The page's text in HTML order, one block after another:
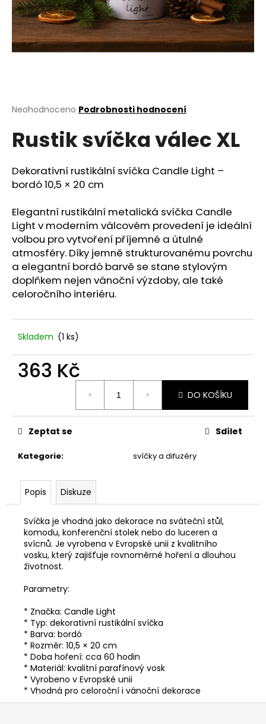
Průměrné
produktu
je
z
5
hvězdiček.
Neohodnoceno Podrobnosti hodnocení
Rustik svíčka válec XL
Dekorativní rustikální svíčka Candle Light –
bordó 10,5 × 20 cm
Elegantní rustikální metalická svíčka Candle
Light v moderním válcovém provedení je ideální
volbou pro vytvoření příjemné a útulné
atmosféry. Díky jemně strukturovanému povrchu
a elegantní bordó barvě se stane stylovým
doplňkem nejen vánoční výzdoby, ale také
celoročního interiéru.
Skladem (1 ks)
363 Kč
DO KOŠÍKU
Kategorie: svíčky a difuzéry
Zeptat se Sdílet
Popis Diskuze
Svíčka je vhodná jako dekorace na sváteční stůl,
komodu, konferenční stolek nebo do luceren a
svícnů. Je vyrobena v Evropské unii z kvalitního
vosku, který zajišťuje rovnoměrné hoření a dlouhou
životnost.
Parametry:
* Značka: Candle Light
* Typ: dekorativní rustikální svíčka
* Barva: bordó
* Rozměr: 10,5 × 20 cm
* Doba hoření: cca 60 hodin
* Materiál: kvalitní parafínový vosk
* Vyrobeno v Evropské unii
* Vhodná pro celoroční i vánoční dekorace
a
j
í
HLEDAT
D
p
o
r
u
č
u
j
m
e
STABILIZOVANÁ
VĚČNÁ
Kč